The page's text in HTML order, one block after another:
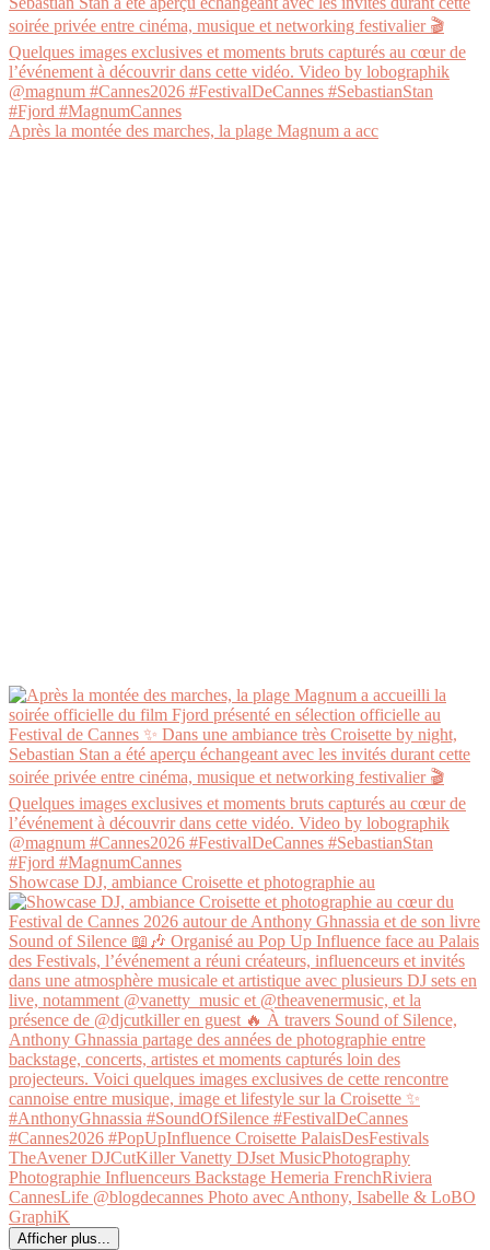
Après la montée des marches, la plage Magnum a acc
Showcase DJ, ambiance Croisette et photographie au
Afficher plus...